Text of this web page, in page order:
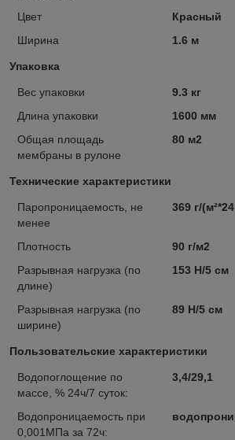
Цвет
Красный
Ширина
1.6 м
Упаковка
Вес упаковки
9.3 кг
Длина упаковки
1600 мм
Общая площадь
мембраны в рулоне
80 м2
Технические характеристики
Паропроницаемость, не
менее
369 г/
Плотность
90 г/м2
Разрывная нагрузка (по
длине)
153 Н/5 см
Разрывная нагрузка (по
ширине)
89 Н/5 см
Пользовательские характеристики
Водопоглощение по
массе, % 24ч/7 суток:
3,4/29,1
Водопроницаемость при
0,001МПа за 72ч: